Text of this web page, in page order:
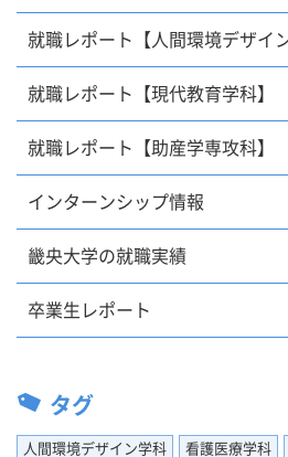
就職レポート【人間環境デザイ
就職レポート【現代教育学科】
就職レポート【助産学専攻科】
インターンシップ情報
畿央大学の就職実績
卒業生レポート
タグ
人間環境デザイン学科 看護医療学科